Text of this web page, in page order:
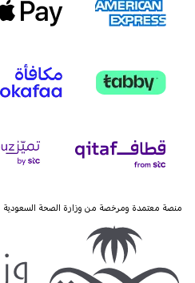
منصة معتمدة ومرخصة من وزارة الصحة السعودية